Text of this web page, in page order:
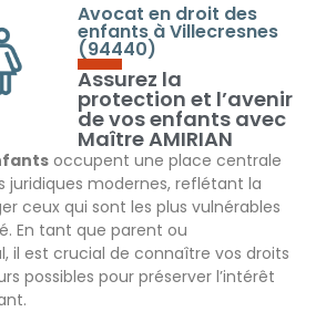
Avocat en droit des
enfants à Villecresnes
(94440)
Assurez la
protection et l’avenir
de vos enfants avec
Maître AMIRIAN
occupent une place centrale
juridiques modernes, reflétant la
ceux qui sont les plus vulnérables
En tant que parent ou
il est crucial de connaître vos droits
possibles pour préserver l’intérêt